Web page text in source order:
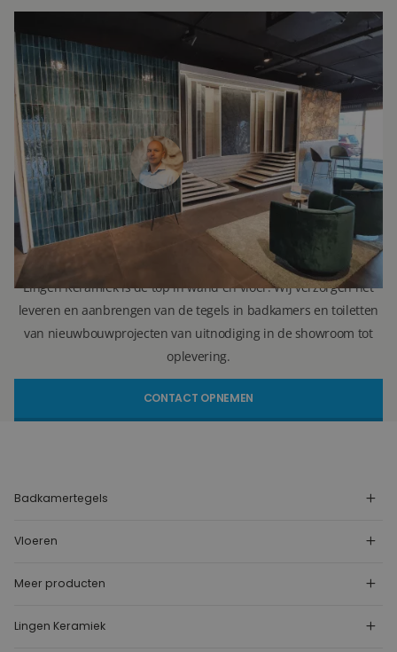
INTERESSE? NEEM VOOR MEER INFORMATIE
CONTACT OP.
Ron Vellekoop
Directeur
071 579 43 55
(Leiden)
010 202 15 15
(Capelle aan den IJssel)
r.vellekoop@lingenkeramiek.nl
Lingen Keramiek is de top in wand en vloer. Wij verzorgen het
leveren en aanbrengen van de tegels in badkamers en toiletten
van nieuwbouwprojecten van uitnodiging in de showroom tot
oplevering.
CONTACT OPNEMEN
Badkamertegels
Vloeren
Meer producten
Lingen Keramiek